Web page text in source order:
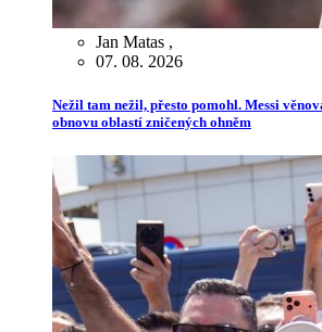
Jan Matas ,
07. 08. 2026
Nežil tam nežil, přesto pomohl. Messi
obnovu oblastí zničených ohněm